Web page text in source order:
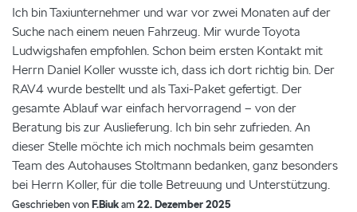
Ich bin Taxiunternehmer und war vor zwei Monaten auf der
Suche nach einem neuen Fahrzeug. Mir wurde Toyota
Ludwigshafen empfohlen. Schon beim ersten Kontakt mit
Herrn Daniel Koller wusste ich, dass ich dort richtig bin. Der
RAV4 wurde bestellt und als Taxi-Paket gefertigt. Der
gesamte Ablauf war einfach hervorragend – von der
Beratung bis zur Auslieferung. Ich bin sehr zufrieden. An
dieser Stelle möchte ich mich nochmals beim gesamten
Team des Autohauses Stoltmann bedanken, ganz besonders
bei Herrn Koller, für die tolle Betreuung und Unterstützung.
Geschrieben vonF.Biukam22. Dezember 2025